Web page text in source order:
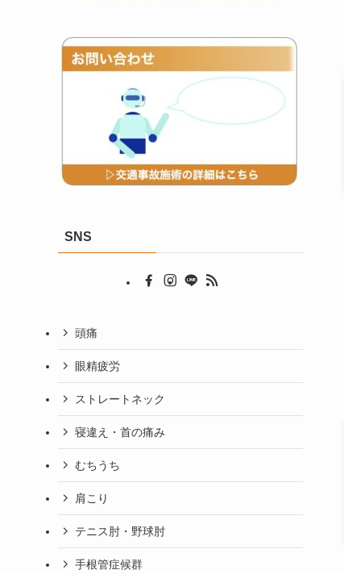
SNS
頭痛
眼精疲労
ストレートネック
寝違え・首の痛み
むちうち
肩こり
テニス肘・野球肘
手根管症候群